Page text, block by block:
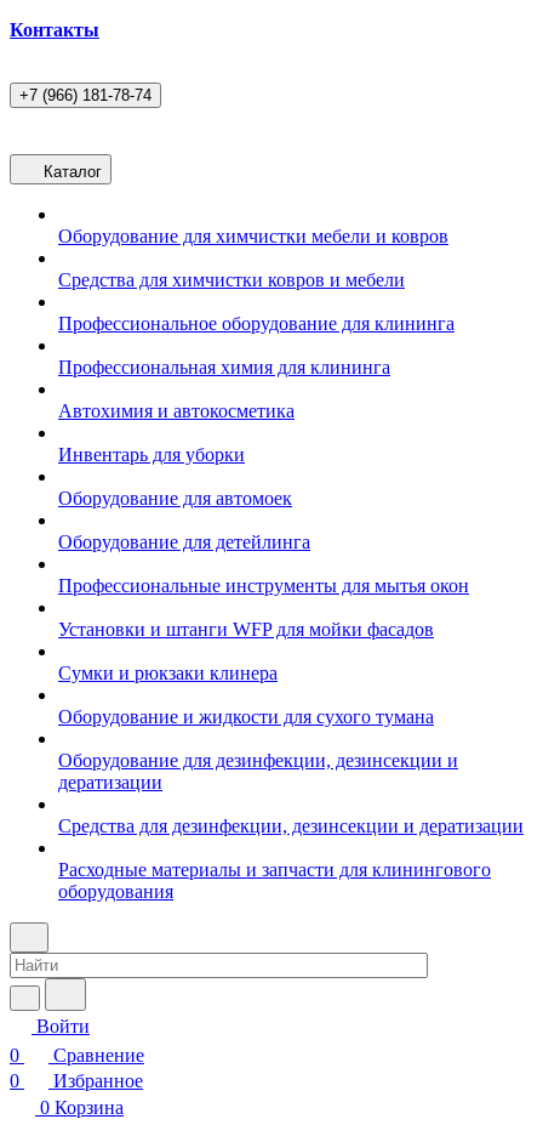
Контакты
+7 (966) 181-78-74
Каталог
Оборудование для химчистки мебели и ковров
Средства для химчистки ковров и мебели
Профессиональное оборудование для клининга
Профессиональная химия для клининга
Автохимия и автокосметика
Инвентарь для уборки
Оборудование для автомоек
Оборудование для детейлинга
Профессиональные инструменты для мытья окон
Установки и штанги WFP для мойки фасадов
Сумки и рюкзаки клинера
Оборудование и жидкости для сухого тумана
Оборудование для дезинфекции, дезинсекции и
дератизации
Средства для дезинфекции, дезинсекции и дератизации
Расходные материалы и запчасти для клинингового
оборудования
Войти
0
Сравнение
0
Избранное
0 Корзина